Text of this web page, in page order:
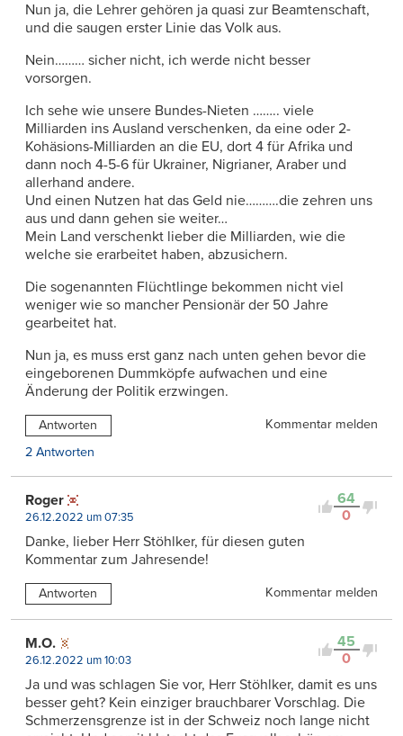
Nun ja, die Lehrer gehören ja quasi zur Beamtenschaft,
und die saugen erster Linie das Volk aus.
Nein……… sicher nicht, ich werde nicht besser
vorsorgen.
Ich sehe wie unsere Bundes-Nieten …….. viele
Milliarden ins Ausland verschenken, da eine oder 2-
Kohäsions-Milliarden an die EU, dort 4 für Afrika und
dann noch 4-5-6 für Ukrainer, Nigrianer, Araber und
allerhand andere.
Und einen Nutzen hat das Geld nie……….die zehren uns
aus und dann gehen sie weiter…
Mein Land verschenkt lieber die Milliarden, wie die
welche sie erarbeitet haben, abzusichern.
Die sogenannten Flüchtlinge bekommen nicht viel
weniger wie so mancher Pensionär der 50 Jahre
gearbeitet hat.
Nun ja, es muss erst ganz nach unten gehen bevor die
eingeborenen Dummköpfe aufwachen und eine
Änderung der Politik erzwingen.
Antworten
Kommentar melden
2 Antworten
64
0
Roger
26.12.2022 um 07:35
Danke, lieber Herr Stöhlker, für diesen guten
Kommentar zum Jahresende!
Antworten Kommentar melden
45
0
M.O.
26.12.2022 um 10:03
Ja und was schlagen Sie vor, Herr Stöhlker, damit es uns
besser geht? Kein einziger brauchbarer Vorschlag. Die
Schmerzensgrenze ist in der Schweiz noch lange nicht